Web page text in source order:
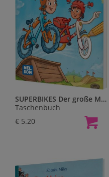
SUPERBIKES Der große Malblock
Taschenbuch
€ 5.20